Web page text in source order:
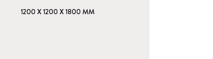
1200 X 1200 X 1800 MM